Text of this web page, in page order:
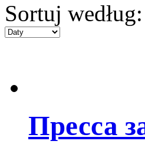
Sortuj według:
Пресса